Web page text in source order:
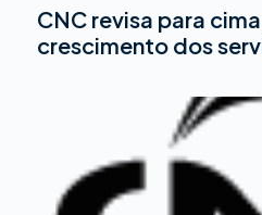
CNC revisa para
crescimento dos